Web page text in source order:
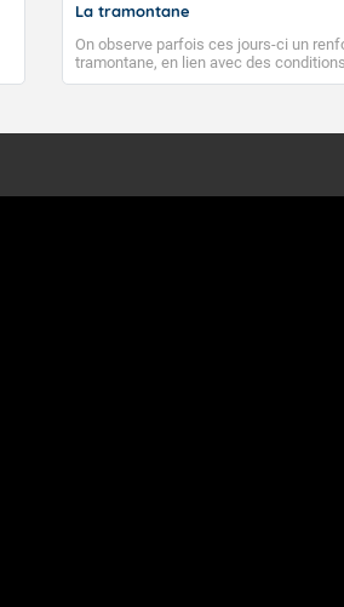
La tramontane
On observe parfois ces jours-ci un
tramontane, en lien avec des
de forêt. Mais qu'est-ce que la
à nord-ouest, dans un secteur qui part
monts, en allusion aux régions